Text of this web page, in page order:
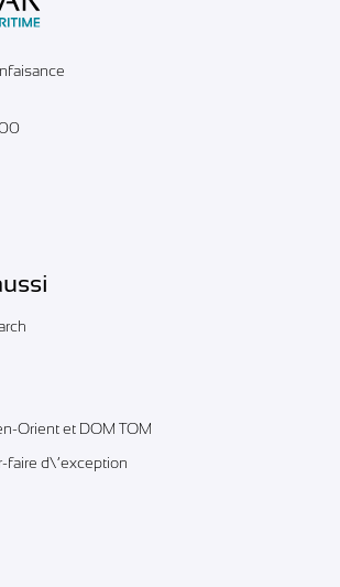
00
Orient et DOM TOM
faire d\’exception